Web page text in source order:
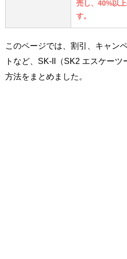
売し、40%以
す。
このページでは、割引、キャン
トなど、SK-II（SK2 エスケー
方法をまとめました。